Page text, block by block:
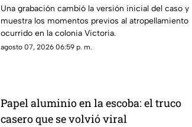
antes de m0rir
Una grabación cambió la versión inicial del caso y
muestra los momentos previos al atropellamiento
ocurrido en la colonia Victoria.
agosto 07, 2026 06:59 p. m.
Papel aluminio en la escoba: el truco
casero que se volvió viral